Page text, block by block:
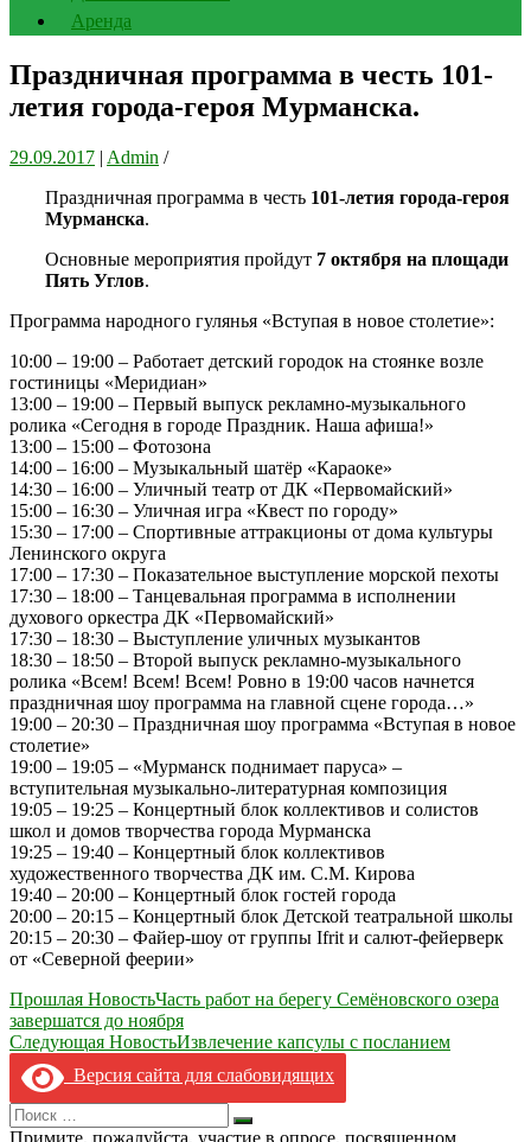
Аренда
Праздничная программа в честь 101-
летия города-героя Мурманска.
29.09.2017 | Admin /
Праздничная программа в честь 101-летия города-героя
Мурманска.
Основные мероприятия пройдут 7 октября на площади
Пять Углов.
Программа народного гулянья «Вступая в новое столетие»:
10:00 – 19:00 – Работает детский городок на стоянке возле
гостиницы «Меридиан»
13:00 – 19:00 – Первый выпуск рекламно-музыкального
ролика «Сегодня в городе Праздник. Наша афиша!»
13:00 – 15:00 – Фотозона
14:00 – 16:00 – Музыкальный шатёр «Караоке»
14:30 – 16:00 – Уличный театр от ДК «Первомайский»
15:00 – 16:30 – Уличная игра «Квест по городу»
15:30 – 17:00 – Спортивные аттракционы от дома культуры
Ленинского округа
17:00 – 17:30 – Показательное выступление морской пехоты
17:30 – 18:00 – Танцевальная программа в исполнении
духового оркестра ДК «Первомайский»
17:30 – 18:30 – Выступление уличных музыкантов
18:30 – 18:50 – Второй выпуск рекламно-музыкального
ролика «Всем! Всем! Всем! Ровно в 19:00 часов начнется
праздничная шоу программа на главной сцене города…»
19:00 – 20:30 – Праздничная шоу программа «Вступая в новое
столетие»
19:00 – 19:05 – «Мурманск поднимает паруса» –
вступительная музыкально-литературная композиция
19:05 – 19:25 – Концертный блок коллективов и солистов
школ и домов творчества города Мурманска
19:25 – 19:40 – Концертный блок коллективов
художественного творчества ДК им. С.М. Кирова
19:40 – 20:00 – Концертный блок гостей города
20:00 – 20:15 – Концертный блок Детской театральной школы
20:15 – 20:30 – Файер-шоу от группы Ifrit и салют-фейерверк
от «Северной феерии»
Навигация
по
записям
Прошлая НовостьЧасть работ на берегу Семёновского озера
завершатся до ноября
Следующая НовостьИзвлечение капсулы с посланием
Версия сайта для слабовидящих
Search
for:
Искать
Примите, пожалуйста, участие в опросе, посвященном